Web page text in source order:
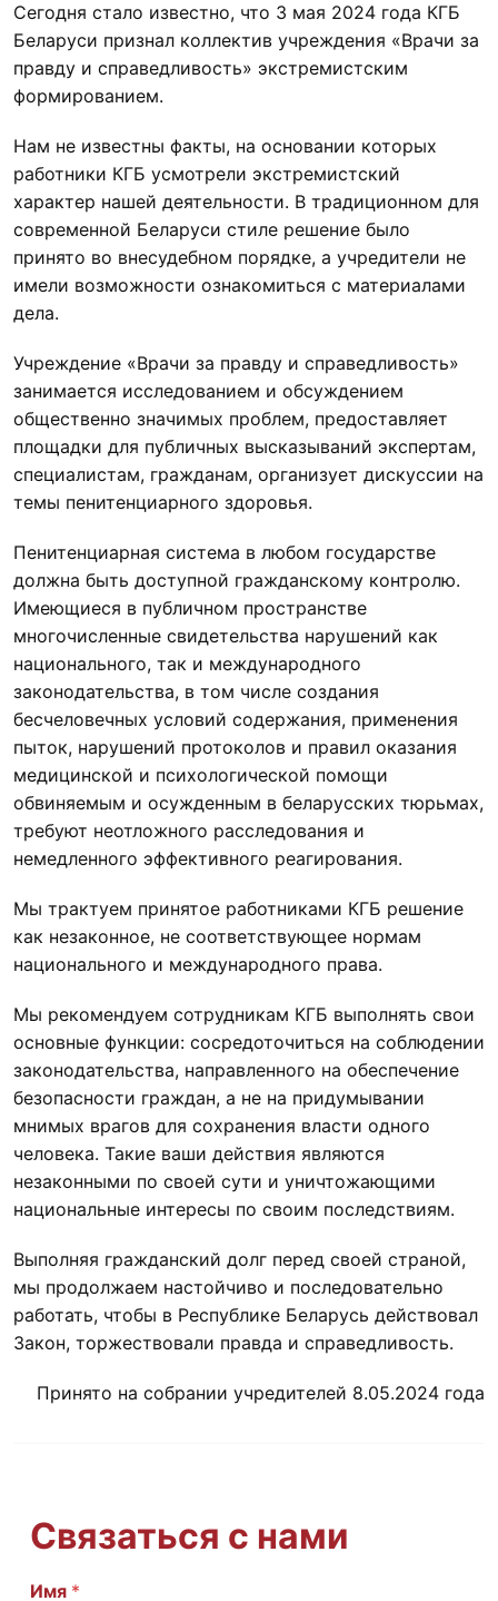
Сегодня стало известно, что 3 мая 2024 года КГБ
Беларуси признал коллектив учреждения «Врачи за
правду и справедливость» экстремистским
формированием.
Нам не известны факты, на основании которых
работники КГБ усмотрели экстремистский
характер нашей деятельности. В традиционном для
современной Беларуси стиле решение было
принято во внесудебном порядке, а учредители не
имели возможности ознакомиться с материалами
дела.
Учреждение «Врачи за правду и справедливость»
занимается исследованием и обсуждением
общественно значимых проблем, предоставляет
площадки для публичных высказываний экспертам,
специалистам, гражданам, организует дискуссии на
темы пенитенциарного здоровья.
Пенитенциарная система в любом государстве
должна быть доступной гражданскому контролю.
Имеющиеся в публичном пространстве
многочисленные свидетельства нарушений как
национального, так и международного
законодательства, в том числе создания
бесчеловечных условий содержания, применения
пыток, нарушений протоколов и правил оказания
медицинской и психологической помощи
обвиняемым и осужденным в беларусских тюрьмах,
требуют неотложного расследования и
немедленного эффективного реагирования.
Мы трактуем принятое работниками КГБ решение
как незаконное, не соответствующее нормам
национального и международного права.
Мы рекомендуем сотрудникам КГБ выполнять свои
основные функции: сосредоточиться на соблюдении
законодательства, направленного на обеспечение
безопасности граждан, а не на придумывании
мнимых врагов для сохранения власти одного
человека. Такие ваши действия являются
незаконными по своей сути и уничтожающими
национальные интересы по своим последствиям.
Выполняя гражданский долг перед своей страной,
мы продолжаем настойчиво и последовательно
работать, чтобы в Республике Беларусь действовал
Закон, торжествовали правда и справедливость.
Принято на собрании учредителей 8.05.2024 года
Связаться с нами
Имя *
E